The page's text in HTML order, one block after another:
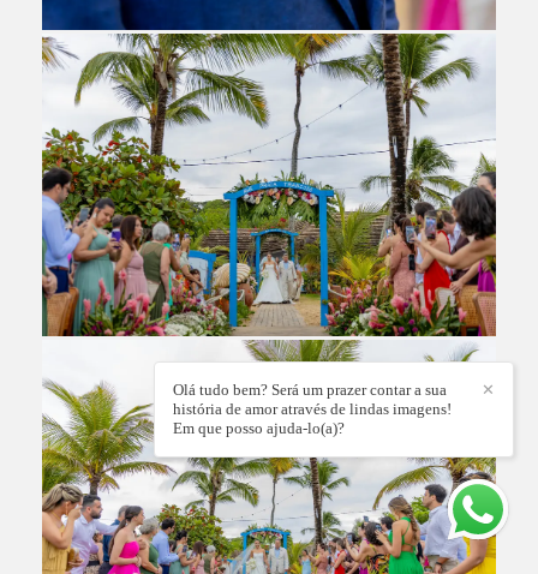
✕
Olá tudo bem? Será um prazer contar a sua
história de amor através de lindas imagens!
Em que posso ajuda-lo(a)?